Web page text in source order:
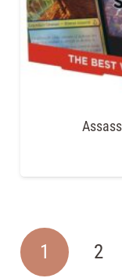
1 2